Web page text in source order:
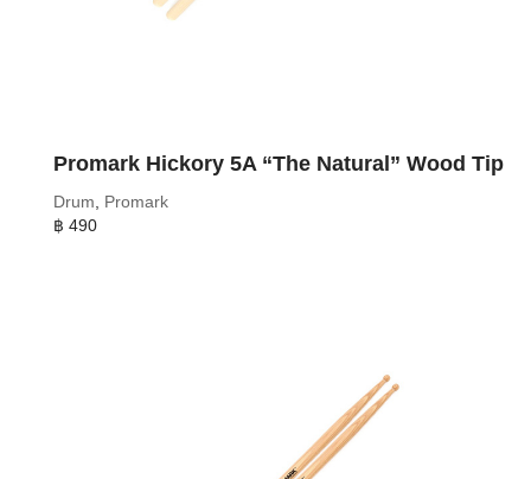
Promark Hickory 5A “The Natural” Wood Tip
Drum, Promark
฿ 490